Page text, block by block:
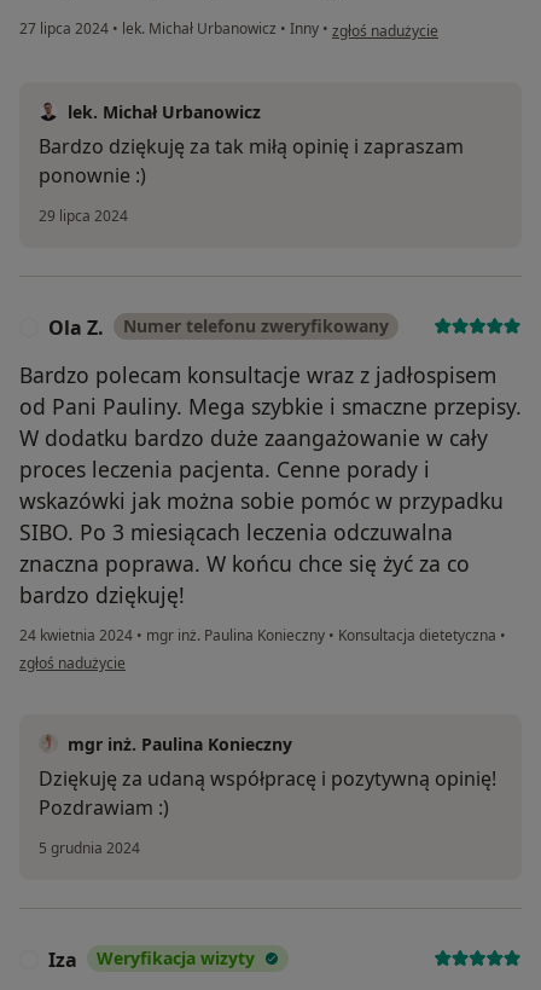
27 lipca 2024 • lek. Michał Urbanowicz • Inny • w opinii użytkownika Pacjent
zgłoś nadużycie
lek. Michał Urbanowicz
Bardzo dziękuję za tak miłą opinię i zapraszam
ponownie :)
29 lipca 2024
Ola Z. Numer telefonu zweryfikowany
Bardzo polecam konsultacje wraz z jadłospisem
od Pani Pauliny. Mega szybkie i smaczne przepisy.
W dodatku bardzo duże zaangażowanie w cały
proces leczenia pacjenta. Cenne porady i
wskazówki jak można sobie pomóc w przypadku
SIBO. Po 3 miesiącach leczenia odczuwalna
znaczna poprawa. W końcu chce się żyć za co
bardzo dziękuję!
24 kwietnia 2024 • mgr inż. Paulina Konieczny • Konsultacja dietetyczna •
w opinii użytkownika Ola Z.
zgłoś nadużycie
mgr inż. Paulina Konieczny
Dziękuję za udaną współpracę i pozytywną opinię!
Pozdrawiam :)
5 grudnia 2024
Iza Weryfikacja wizyty